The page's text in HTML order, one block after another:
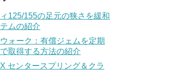
ィ125/155の足元の狭さを緩和
ムの紹介
ォーク：有償ジェムを定期
取得する方法の紹介
センタースプリング＆クラ